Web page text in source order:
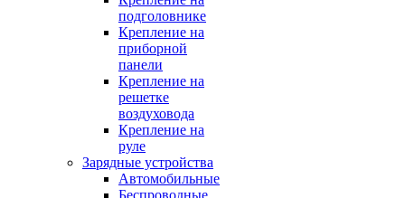
подголовнике
Крепление на
приборной
панели
Крепление на
решетке
воздуховода
Крепление на
руле
Зарядные устройства
Автомобильные
Беспроводные